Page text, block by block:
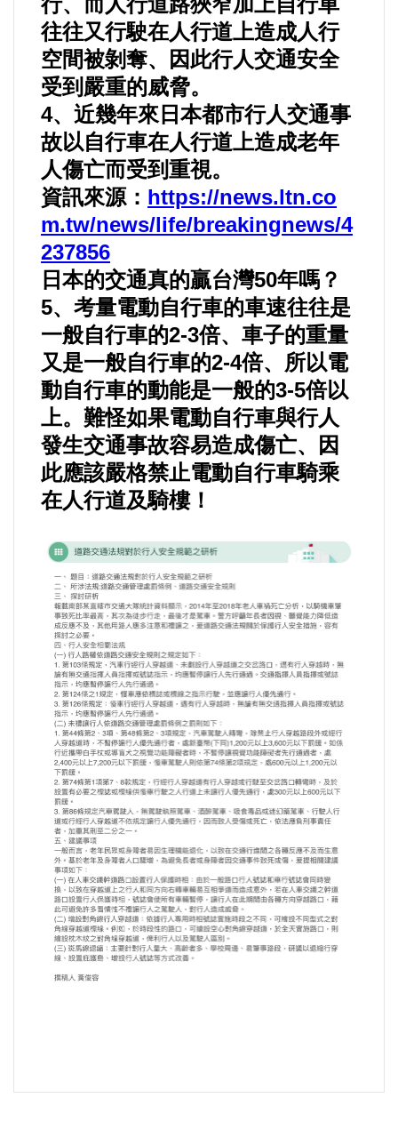
生物科技
出版（影音/圖書/雜誌）
發明/專利
文化資產/文物保護
旅館/民宿
好人好事/人物介紹
往往又行駛在人行道上造成人行
空間被剝奪、因此行人交通安全
受到嚴重的威脅。
4、近幾年來日本都市行人交通事
故以自行車在人行道上造成老年
人傷亡而受到重視。
資訊來源： https://news.ltn.co
m.tw/news/life/breakingnews/4
237856
日本的交通真的贏台灣50年嗎？
5、考量電動自行車的車速往往是
一般自行車的2-3倍、車子的重量
又是一般自行車的2-4倍、所以電
動自行車的動能是一般的3-5倍以
上。難怪如果電動自行車與行人
發生交通事故容易造成傷亡、因
此應該嚴格禁止電動自行車騎乘
在人行道及騎樓！